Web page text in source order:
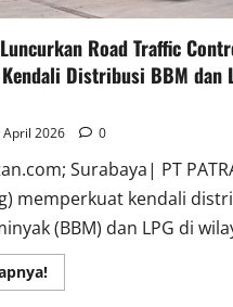
Road Traffic
Distribusi BBM dan
April 2026 0
Surabaya| PT
memperkuat kendali
(BBM) dan LPG di
Read
more